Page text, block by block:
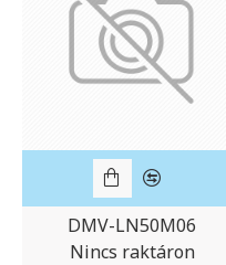
DMV-LN50M06
Nincs raktáron